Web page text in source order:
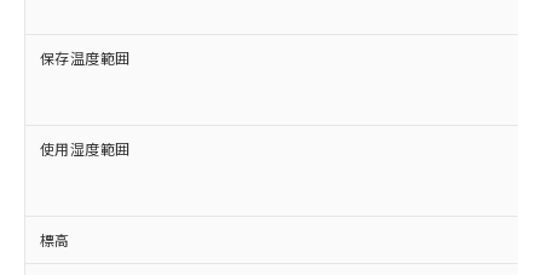
保存温度範囲
使用湿度範囲
標高